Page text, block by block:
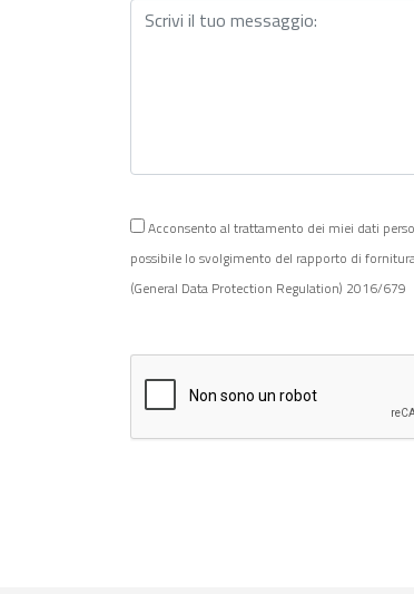
Acconsento al trattamento dei miei dati
possibile lo svolgimento del rapporto di
(General Data Protection Regulation) 2016/679